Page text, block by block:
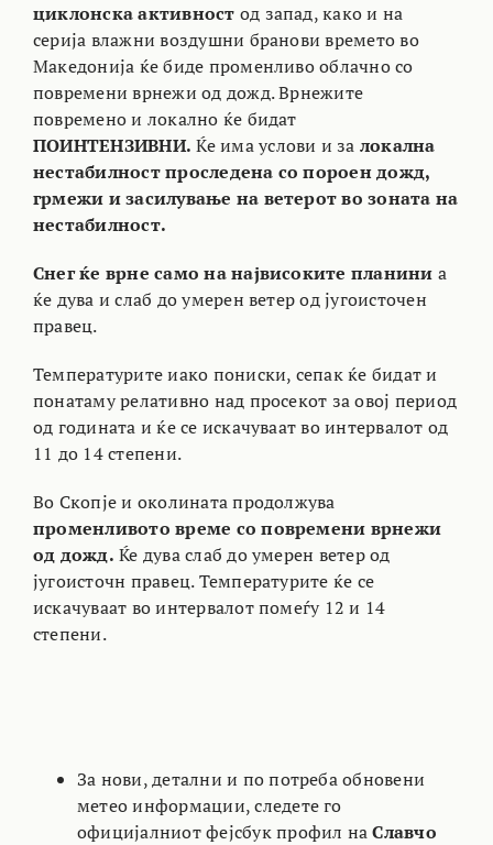
циклонска активност од запад, како и на
серија влажни воздушни бранови времето во
Македонија ќе биде променливо облачно со
повремени врнежи од дожд. Врнежите
повремено и локално ќе бидат
ПОИНТЕНЗИВНИ. Ќе има услови и за локална
нестабилност проследена со пороен дожд,
грмежи и засилување на ветерот во зоната на
нестабилност.
Снег ќе врне само на највисоките планини а
ќе дува и слаб до умерен ветер од југоисточен
правец.
Температурите иако пониски, сепак ќе бидат и
понатаму релативно над просекот за овој период
од годината и ќе се искачуваат во интервалот од
11 до 14 степени.
Во Скопје и околината продолжува
променливото време со повремени врнежи
од дожд. Ќе дува слаб до умерен ветер од
југоисточн правец. Температурите ќе се
искачуваат во интервалот помеѓу 12 и 14
степени.
За нови, детални и по потреба обновени
метео информации, следете го
официјалниот фејсбук профил наСлавчо